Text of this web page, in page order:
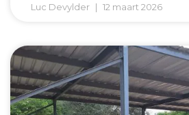
Luc Devylder 12 maart 2026